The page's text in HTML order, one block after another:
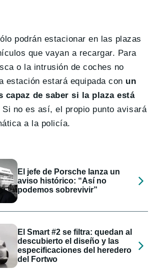
podrán estacionar en las plazas
que vayan a recargar. Para
o la intrusión de coches no
estación estará equipada con un
capaz de saber si la plaza está
Si no es así, el propio punto avisará
a la policía.
El jefe de Porsche lanza un
aviso histórico: “Así no
podemos sobrevivir”
El Smart #2 se filtra: quedan al
descubierto el diseño y las
especificaciones del heredero
del Fortwo